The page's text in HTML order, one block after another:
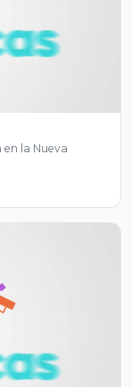
en la Nueva